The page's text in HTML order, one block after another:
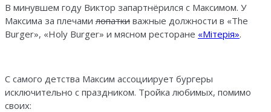
В минувшем году Виктор запартнёрился с Максимом. У
Максима за плечами лопатки важные должности в «The
Burger», «Holy Burger» и мясном ресторане «Мiтерiя».
С самого детства Максим ассоциирует бургеры
исключительно с праздником. Тройка любимых, помимо
своих: